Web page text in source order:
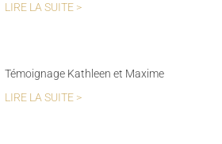
LIRE LA SUITE >
Témoignage Kathleen et Maxime
LIRE LA SUITE >